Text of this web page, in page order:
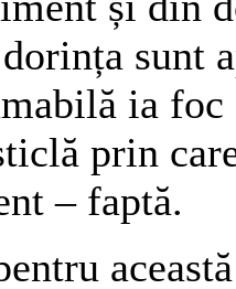
sunt
ia
prin
– faptă.